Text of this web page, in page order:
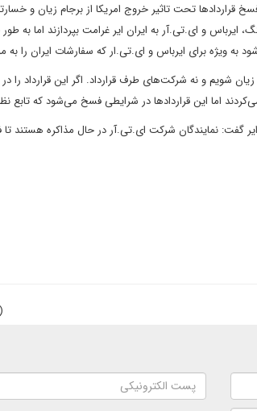
قراردادها تحت تاثیر خروج امریکا از برجام زیان و
ایرباس و ای.تی.آر به ایران ایر غرامت بپردازند اما به
برای ایرباس و ای.تی.ار که سفارشات ایران را به
شویم و نه شرکت‌های طرف قرارداد. اگر این قرارداد را
اما این قراردادها در شرایطی فسخ می‌شود که تابع
گفت: نمایندگان شرکت ای.تی.آر در حال مذاکره هستند